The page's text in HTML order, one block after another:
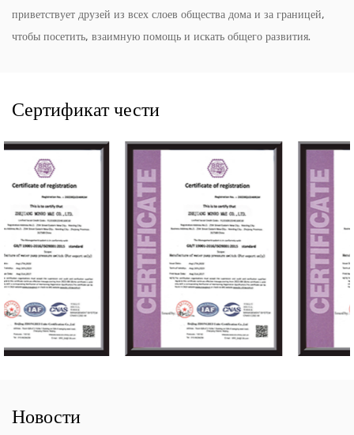
приветствует друзей из всех слоев общества дома и за границей,
чтобы посетить, взаимную помощь и искать общего развития.
Сертификат чести
Новости